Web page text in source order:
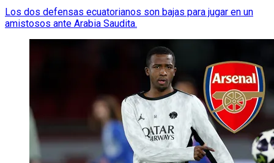
Los dos defensas ecuatorianos son bajas para jugar en un
amistosos ante Arabia Saudita.